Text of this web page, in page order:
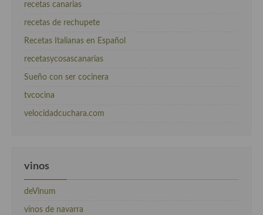
recetas canarias
recetas de rechupete
Recetas Italianas en Español
recetasycosascanarias
Sueño con ser cocinera
tvcocina
velocidadcuchara.com
vinos
deVinum
vinos de navarra